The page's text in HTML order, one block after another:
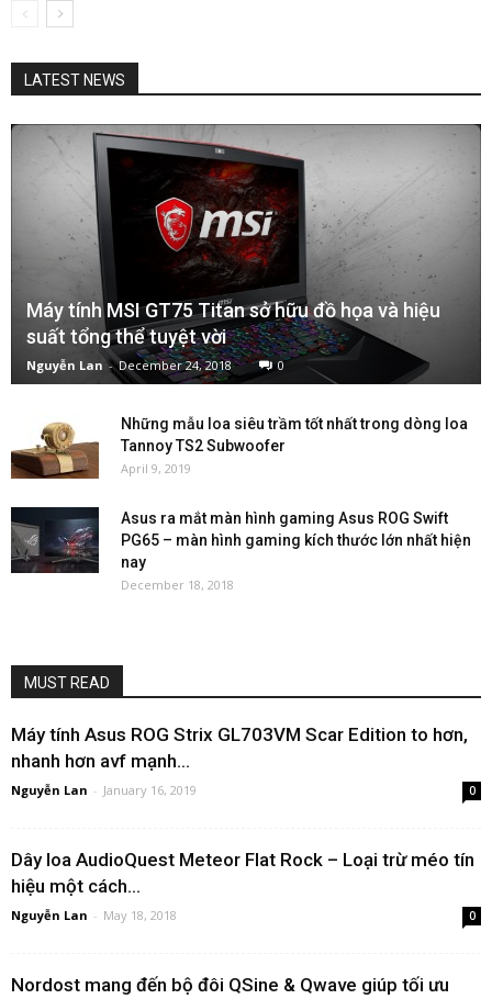
LATEST NEWS
Máy tính MSI GT75 Titan sở hữu đồ họa và hiệu
suất tổng thể tuyệt vời
Nguyễn Lan - December 24, 2018 0
Những mẫu loa siêu trầm tốt nhất trong dòng loa
Tannoy TS2 Subwoofer
April 9, 2019
Asus ra mắt màn hình gaming Asus ROG Swift
PG65 – màn hình gaming kích thước lớn nhất hiện
nay
December 18, 2018
MUST READ
Máy tính Asus ROG Strix GL703VM Scar Edition to hơn,
nhanh hơn avf mạnh...
Nguyễn Lan - January 16, 2019 0
Dây loa AudioQuest Meteor Flat Rock – Loại trừ méo tín
hiệu một cách...
Nguyễn Lan - May 18, 2018 0
Nordost mang đến bộ đôi QSine & Qwave giúp tối ưu